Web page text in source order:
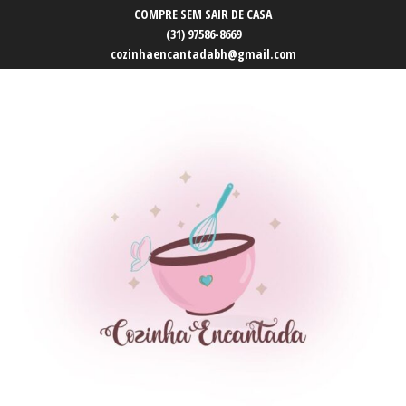
COMPRE SEM SAIR DE CASA
(31) 97586-8669
cozinhaencantadabh@gmail.com